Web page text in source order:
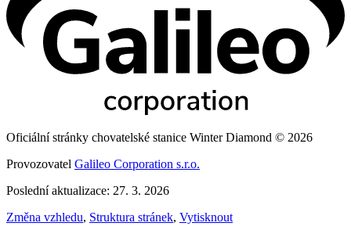
Oficiální stránky chovatelské stanice Winter Diamond © 2026
Provozovatel Galileo Corporation s.r.o.
Poslední aktualizace: 27. 3. 2026
Změna vzhledu, Struktura stránek, Vytisknout